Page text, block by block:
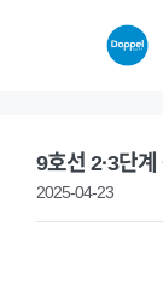
9호선 2·3단
2025-04-23